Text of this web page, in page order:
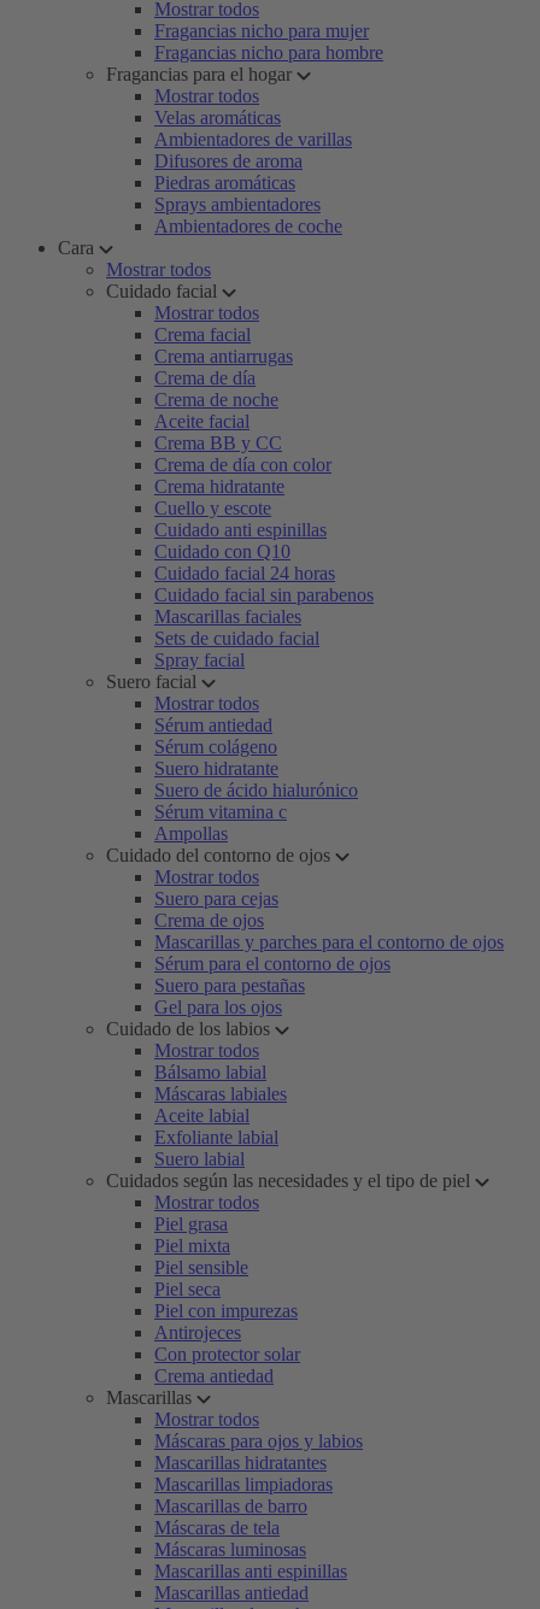
Mostrar todos
Fragancias nicho para mujer
Fragancias nicho para hombre
Fragancias para el hogar
Mostrar todos
Velas aromáticas
Ambientadores de varillas
Difusores de aroma
Piedras aromáticas
Sprays ambientadores
Ambientadores de coche
Cara
Mostrar todos
Cuidado facial
Mostrar todos
Crema facial
Crema antiarrugas
Crema de día
Crema de noche
Aceite facial
Crema BB y CC
Crema de día con color
Crema hidratante
Cuello y escote
Cuidado anti espinillas
Cuidado con Q10
Cuidado facial 24 horas
Cuidado facial sin parabenos
Mascarillas faciales
Sets de cuidado facial
Spray facial
Suero facial
Mostrar todos
Sérum antiedad
Sérum colágeno
Suero hidratante
Suero de ácido hialurónico
Sérum vitamina c
Ampollas
Cuidado del contorno de ojos
Mostrar todos
Suero para cejas
Crema de ojos
Mascarillas y parches para el contorno de ojos
Sérum para el contorno de ojos
Suero para pestañas
Gel para los ojos
Cuidado de los labios
Mostrar todos
Bálsamo labial
Máscaras labiales
Aceite labial
Exfoliante labial
Suero labial
Cuidados según las necesidades y el tipo de piel
Mostrar todos
Piel grasa
Piel mixta
Piel sensible
Piel seca
Piel con impurezas
Antirojeces
Con protector solar
Crema antiedad
Mascarillas
Mostrar todos
Máscaras para ojos y labios
Mascarillas hidratantes
Mascarillas limpiadoras
Mascarillas de barro
Máscaras de tela
Máscaras luminosas
Mascarillas anti espinillas
Mascarillas antiedad